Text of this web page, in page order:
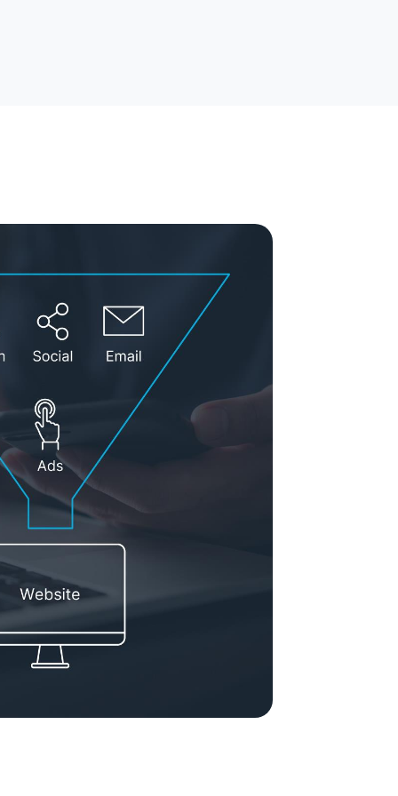
de contenus